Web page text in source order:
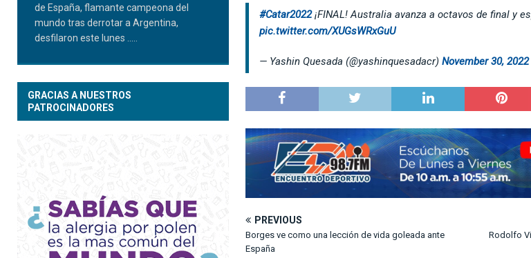
#Catar2022¡FINAL! Australia avanza a octavos de final y
pic.twitter.com/XUGsWRxGuU
— Yashin Quesada (@yashinquesadacr) November 30, 2022
PREVIOUS
Borges ve como una lección de vida goleada ante
España
Rodolfo
de España, flamante campeona del
mundo tras derrotar a Argentina,
desfilaron este lunes
GRACIAS A NUESTROS
PATROCINADORES